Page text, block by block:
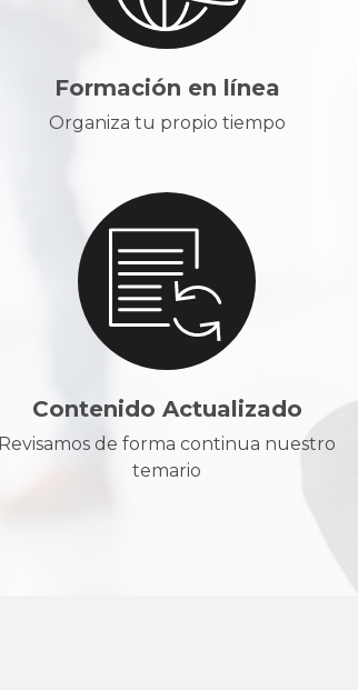
Formación en línea
Organiza tu propio tiempo
Contenido Actualizado
Revisamos de forma continua nuestro
temario